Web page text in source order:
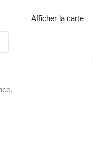
Afficher la carte